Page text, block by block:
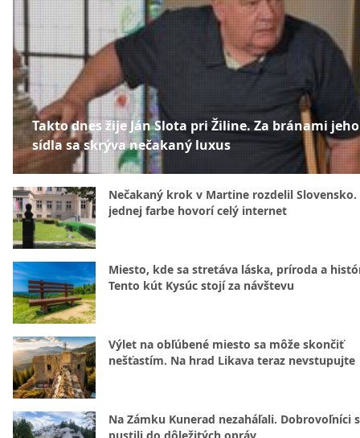
Takto dnes žije Ján Slota pri Žiline. Za bránami jeho
sídla sa skrýva nečakaný luxus
Nečakaný krok v Martine rozdelil Slovensko.
jednej farbe hovorí celý internet
Miesto, kde sa stretáva láska, príroda a
Tento kút Kysúc stojí za návštevu
Výlet na obľúbené miesto sa môže skončiť
nešťastím. Na hrad Likava teraz nevstupujte
Na Zámku Kunerad nezaháľali. Dobrovoľníci